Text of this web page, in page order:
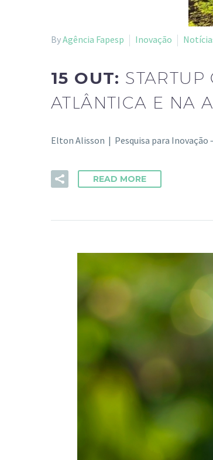
ByAgência Fapesp Inovação
15 OUT: STARTUP
ATLÂNTICA E NA
Elton Alisson | Pesquisa para
READ MORE